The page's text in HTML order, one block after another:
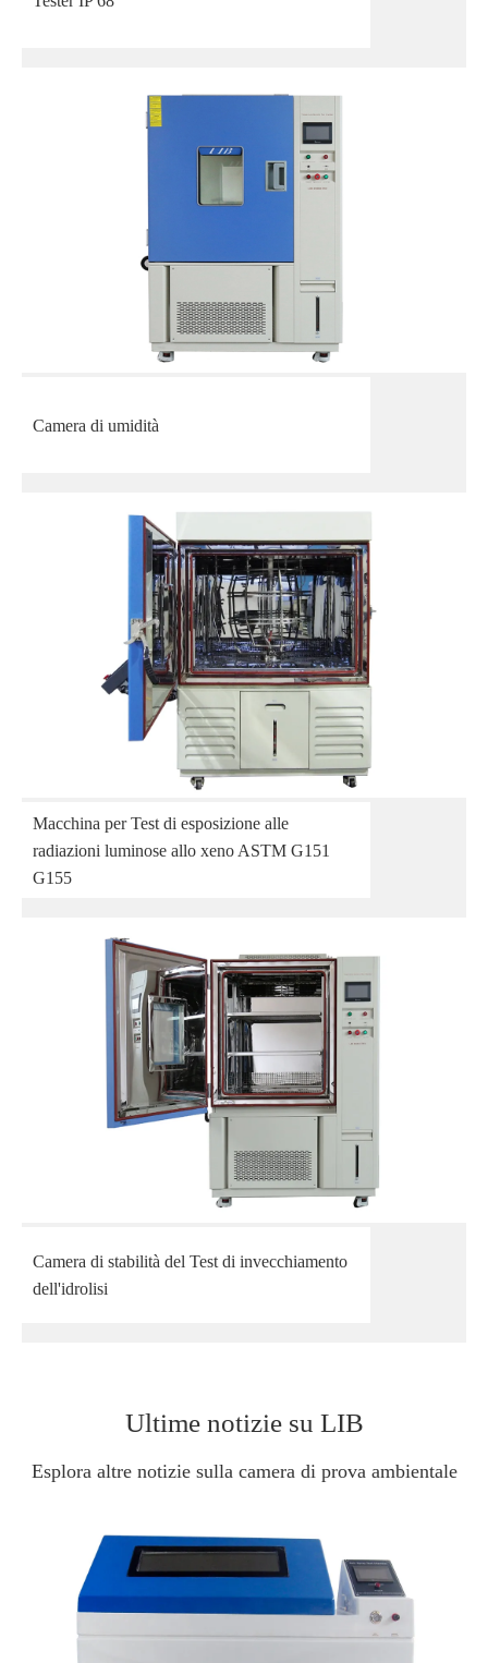
Camera di umidità
Macchina per Test di esposizione alle
radiazioni luminose allo xeno ASTM G151
G155
Camera di stabilità del Test di invecchiamento
dell'idrolisi
Ultime notizie su LIB
Esplora altre notizie sulla camera di prova ambientale